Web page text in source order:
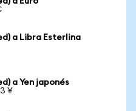
a Libra Esterlina
a Yen japonés
¥